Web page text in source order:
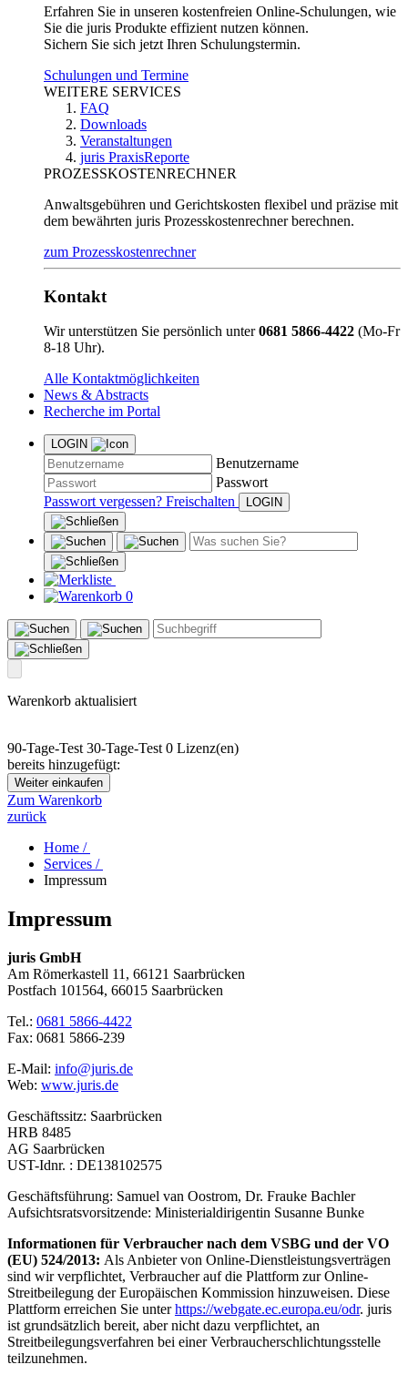
Erfahren Sie in unseren kostenfreien Online-Schulungen, wie
Sie die juris Produkte effizient nutzen können.
Sichern Sie sich jetzt Ihren Schulungstermin.
Schulungen und Termine
WEITERE SERVICES
FAQ
Downloads
Veranstaltungen
juris PraxisReporte
PROZESSKOSTENRECHNER
Anwaltsgebühren und Gerichtskosten flexibel und präzise mit
dem bewährten juris Prozesskostenrechner berechnen.
zum Prozesskostenrechner
Kontakt
Wir unterstützen Sie persönlich unter0681 5866-4422 (Mo-Fr
8-18 Uhr).
Alle Kontaktmöglichkeiten
News & Abstracts
Recherche im Portal
LOGIN
Benutzername
Passwort
Passwort vergessen? Freischalten
0
Warenkorb aktualisiert
90-Tage-Test 30-Tage-Test 0 Lizenz(en)
bereits hinzugefügt:
Weiter einkaufen
Zum Warenkorb
zurück
Home /
Services /
Impressum
Impressum
juris GmbH
Am Römerkastell 11, 66121 Saarbrücken
Postfach 101564, 66015 Saarbrücken
Tel.: 0681 5866-4422
Fax: 0681 5866-239
E-Mail: info@juris.de
Web: www.juris.de
Geschäftssitz: Saarbrücken
HRB 8485
AG Saarbrücken
UST-Idnr. : DE138102575
Geschäftsführung: Samuel van Oostrom, Dr. Frauke Bachler
Aufsichtsratsvorsitzende: Ministerialdirigentin Susanne Bunke
Informationen für Verbraucher nach dem VSBG und der VO
(EU) 524/2013: Als Anbieter von Online-Dienstleistungsverträgen
sind wir verpflichtet, Verbraucher auf die Plattform zur Online-
Streitbeilegung der Europäischen Kommission hinzuweisen. Diese
Plattform erreichen Sie unterhttps://webgate.ec.europa.eu/odr. juris
ist grundsätzlich bereit, aber nicht dazu verpflichtet, an
Streitbeilegungsverfahren bei einer Verbraucherschlichtungsstelle
teilzunehmen.